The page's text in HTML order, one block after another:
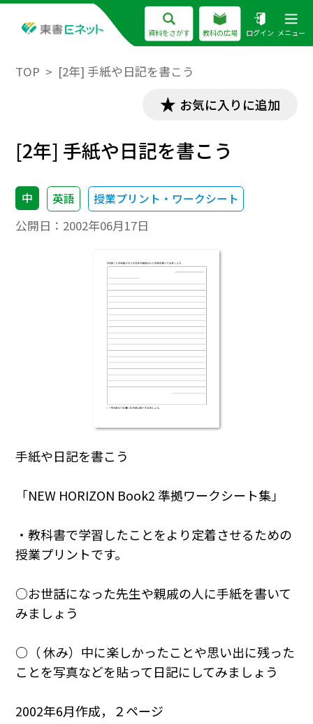
資料をさがす 教科の広場 ログイン メニュー
TOP [2年] 手紙や日記を書こう
お気に入りに追加
[2年] 手紙や日記を書こう
中 英語 授業プリント・ワークシート
公開日： 2002年06月17日
手紙や日記を書こう
「NEW HORIZON Book2 準拠ワークシート集」
・教科書で学習したことをより定着させるための
授業プリントです。
○お世話になった先生や親戚の人に手紙を書いて
みましょう
○（ 休み）中に楽しかったことや思い出に残った
ことを写真などを貼って日記にしてみましょう
2002年6月作成，２ページ